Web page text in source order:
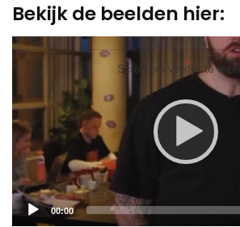
Bekijk de beelden hier:
Video
Scroll om verder te lezen
Current
time
00:00